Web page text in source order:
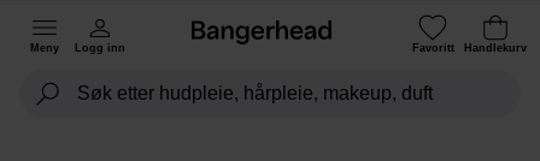
Meny Logg inn Favoritt Handlekurv